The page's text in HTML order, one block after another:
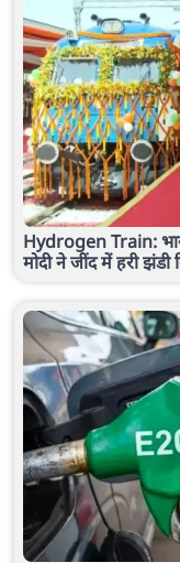
Hydrogen Train:
मोदी ने जींद में हरी झंडी